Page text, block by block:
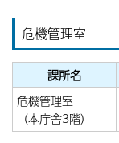
危機管理室
課所名
危機管理室
（本庁舎3階）